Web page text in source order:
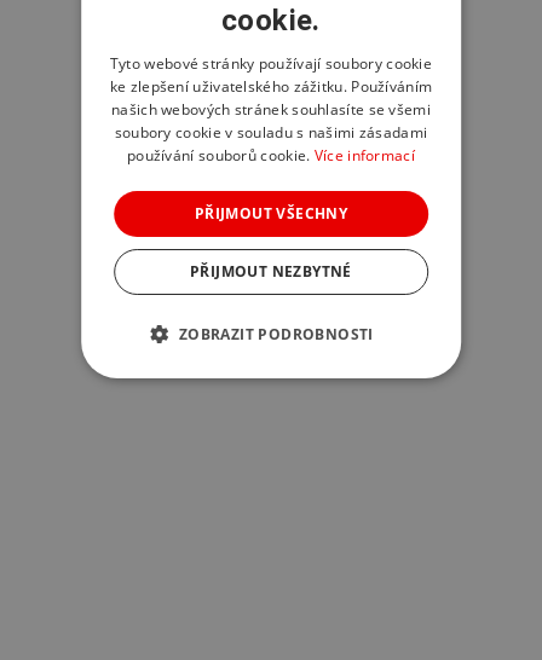
cookie.
Tyto webové stránky používají soubory cookie
ke zlepšení uživatelského zážitku. Používáním
našich webových stránek souhlasíte se všemi
soubory cookie v souladu s našimi zásadami
používání souborů cookie. Více informací
PŘIJMOUT VŠECHNY
PŘIJMOUT NEZBYTNÉ
ZOBRAZIT PODROBNOSTI